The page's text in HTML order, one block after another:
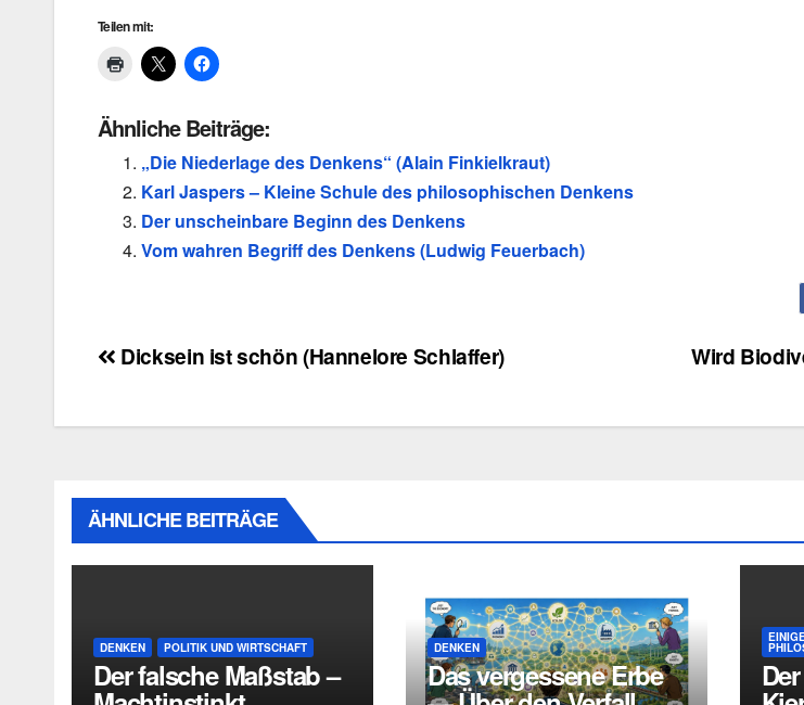
Teilen mit:
Ähnliche Beiträge:
„Die Niederlage des Denkens“ (Alain Finkielkraut)
Karl Jaspers – Kleine Schule des philosophischen Denkens
Der unscheinbare Beginn des Denkens
Vom wahren Begriff des Denkens (Ludwig Feuerbach)
Beitragsnavigation Wird
Dicksein ist schön (Hannelore Schlaffer)
ÄHNLICHE BEITRÄGE
DENKEN POLITIK UND WIRTSCHAFT
Der falsche Maßstab –
DENKEN
Das vergessene Erbe